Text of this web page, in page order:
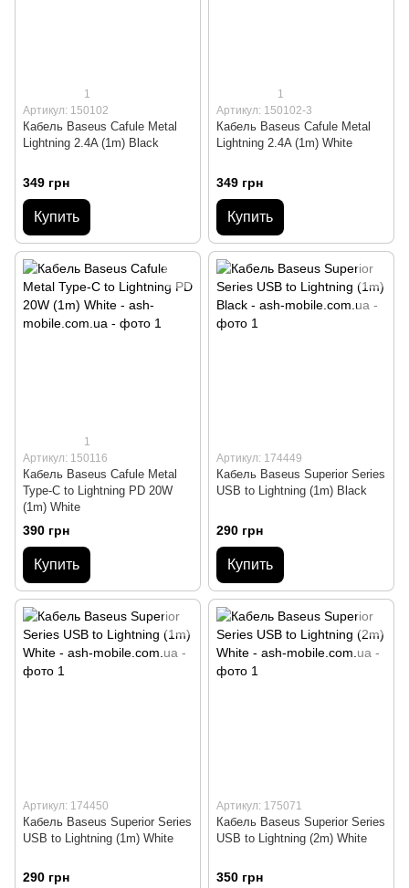
1
Артикул: 150102
Кабель Baseus Cafule Metal
Lightning 2.4A (1m) Black
349 грн
Купить
1
Артикул: 150102-3
Кабель Baseus Cafule Metal
Lightning 2.4A (1m) White
349 грн
Купить
1
Артикул: 150116
Кабель Baseus Cafule Metal
Type-C to Lightning PD 20W
(1m) White
390 грн
Купить
Артикул: 174449
Кабель Baseus Superior Series
USB to Lightning (1m) Black
290 грн
Купить
Артикул: 174450
Кабель Baseus Superior Series
USB to Lightning (1m) White
290 грн
Артикул: 175071
Кабель Baseus Superior Series
USB to Lightning (2m) White
350 грн